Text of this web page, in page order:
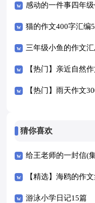
感动的一件事四年
猫的作文400字汇编
三年级小鱼的作文
【热门】亲近自然
【热门】雨天作文
猜你喜欢
给王老师的一封信(
【精选】海鸥的作
游泳小学日记15篇